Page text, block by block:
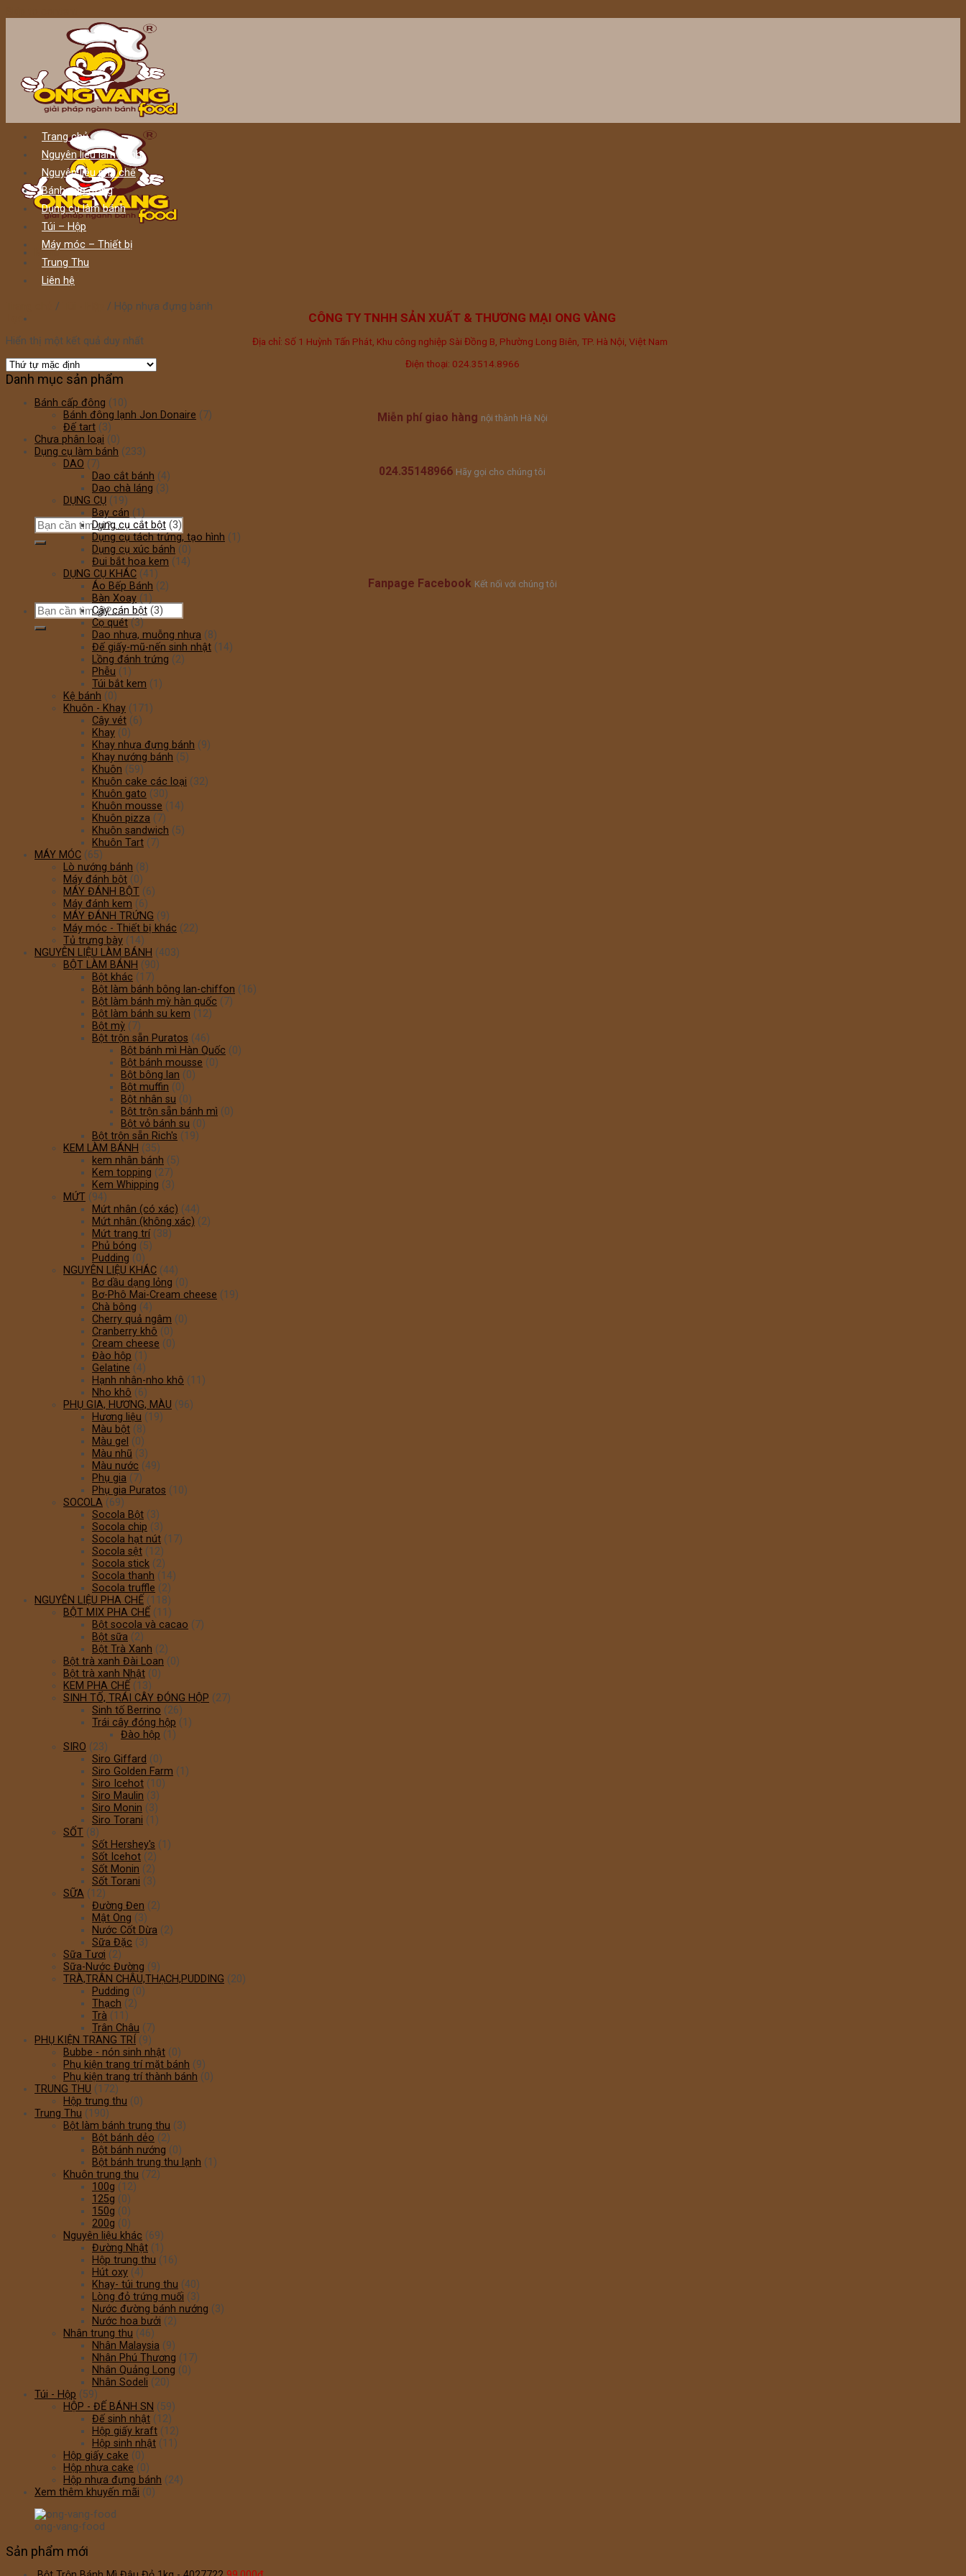
Menu
CÔNG TY TNHH SẢN XUẤT & THƯƠNG MẠI ONG VÀNG
Địa chỉ: Số 1 Huỳnh Tấn Phát, Khu công nghiệp Sài Đồng B, Phường Long Biên, TP. Hà Nội, Việt Nam
Điện thoại: 024.3514.8966
Miễn phí giao hàng nội thành Hà Nội
024.35148966 Hãy gọi cho chúng tôi
Fanpage Facebook Kết nối với chúng tôi
Trang chủ
Nguyên liệu làm bánh
Nguyên liệu pha chế
Bánh cấp đông
Dụng cụ làm bánh
Túi – Hộp
Máy móc – Thiết bị
Trung Thu
Liên hệ
/ / Hộp nhựa đựng bánh
Hiển thị một kết quả duy nhất
Danh mục sản phẩm
Bánh cấp đông (10)
Bánh đông lạnh Jon Donaire (7)
Đế tart (3)
Chưa phân loại (0)
Dụng cụ làm bánh (233)
DAO (7)
Dao cắt bánh (4)
Dao chà láng (3)
DỤNG CỤ (19)
Bay cán (1)
Dụng cụ cắt bột (3)
Dụng cụ tách trứng, tạo hình (1)
Dụng cụ xúc bánh (0)
Đui bắt hoa kem (14)
DỤNG CỤ KHÁC (41)
Áo Bếp Bánh (2)
Bàn Xoay (1)
Cây cán bột (3)
Cọ quét (3)
Dao nhựa, muỗng nhựa (8)
Đế giấy-mũ-nến sinh nhật (14)
Lồng đánh trứng (2)
Phễu (1)
Túi bắt kem (1)
Kệ bánh (0)
Khuôn - Khay (171)
Cây vét (6)
Khay (0)
Khay nhựa đựng bánh (9)
Khay nướng bánh (5)
Khuôn (59)
Khuôn cake các loại (32)
Khuôn gato (30)
Khuôn mousse (14)
Khuôn pizza (7)
Khuôn sandwich (5)
Khuôn Tart (7)
MÁY MÓC (65)
Lò nướng bánh (8)
Máy đánh bột (0)
MÁY ĐÁNH BỘT (6)
Máy đánh kem (6)
MÁY ĐÁNH TRỨNG (9)
Máy móc - Thiết bị khác (22)
Tủ trưng bày (14)
NGUYÊN LIỆU LÀM BÁNH (403)
BỘT LÀM BÁNH (90)
Bột khác (17)
Bột làm bánh bông lan-chiffon (16)
Bột làm bánh mỳ hàn quốc (7)
Bột làm bánh su kem (12)
Bột mỳ (7)
Bột trộn sẵn Puratos (46)
Bột bánh mì Hàn Quốc (0)
Bột bánh mousse (0)
Bột bông lan (0)
Bột muffin (0)
Bột nhân su (0)
Bột trộn sẵn bánh mì (0)
Bột vỏ bánh su (0)
Bột trộn sẵn Rich's (19)
KEM LÀM BÁNH (35)
kem nhân bánh (5)
Kem topping (27)
Kem Whipping (3)
MỨT (94)
Mứt nhân (có xác) (44)
Mứt nhân (không xác) (2)
Mứt trang trí (38)
Phủ bóng (5)
Pudding (0)
NGUYÊN LIỆU KHÁC (44)
Bơ dầu dạng lỏng (0)
Bơ-Phô Mai-Cream cheese (19)
Chà bông (4)
Cherry quả ngâm (0)
Cranberry khô (0)
Cream cheese (0)
Đào hộp (1)
Gelatine (4)
Hạnh nhân-nho khô (11)
Nho khô (6)
PHỤ GIA, HƯƠNG, MÀU (96)
Hương liệu (19)
Màu bột (8)
Màu gel (0)
Màu nhũ (3)
Màu nước (49)
Phụ gia (7)
Phụ gia Puratos (10)
SOCOLA (69)
Socola Bột (3)
Socola chip (3)
Socola hạt nút (17)
Socola sệt (12)
Socola stick (2)
Socola thanh (14)
Socola truffle (2)
NGUYÊN LIỆU PHA CHẾ (118)
BỘT MIX PHA CHẾ (11)
Bột socola và cacao (7)
Bột sữa (2)
Bột Trà Xanh (2)
Bột trà xanh Đài Loan (0)
Bột trà xanh Nhật (0)
KEM PHA CHẾ (13)
SINH TỐ, TRÁI CÂY ĐÓNG HỘP (27)
Sinh tố Berrino (26)
Trái cây đóng hộp (1)
Đào hộp (1)
SIRO (23)
Siro Giffard (0)
Siro Golden Farm (1)
Siro Icehot (10)
Siro Maulin (3)
Siro Monin (3)
Siro Torani (1)
SỐT (8)
Sốt Hershey's (1)
Sốt Icehot (2)
Sốt Monin (2)
Sốt Torani (3)
SỮA (12)
Đường Đen (2)
Mật Ong (3)
Nước Cốt Dừa (2)
Sữa Đặc (3)
Sữa Tươi (2)
Sữa-Nước Đường (9)
TRÀ,TRÂN CHÂU,THẠCH,PUDDING (20)
Pudding (0)
Thạch (2)
Trà (11)
Trân Châu (7)
PHỤ KIỆN TRANG TRÍ (9)
Bubbe - nón sinh nhật (0)
Phụ kiện trang trí mặt bánh (9)
Phụ kiện trang trí thành bánh (0)
TRUNG THU (172)
Hộp trung thu (0)
Trung Thu (190)
Bột làm bánh trung thu (3)
Bột bánh dẻo (2)
Bột bánh nướng (0)
Bột bánh trung thu lạnh (1)
Khuôn trung thu (72)
100g (12)
125g (0)
150g (0)
200g (0)
Nguyên liệu khác (69)
Đường Nhật (1)
Hộp trung thu (16)
Hút oxy (4)
Khay- túi trung thu (40)
Lòng đỏ trứng muối (3)
Nước đường bánh nướng (3)
Nước hoa bưởi (2)
Nhân trung thu (46)
Nhân Malaysia (9)
Nhân Phú Thương (17)
Nhân Quảng Long (0)
Nhân Sodeli (20)
Túi - Hộp (59)
HỘP - ĐẾ BÁNH SN (59)
Đế sinh nhật (12)
Hộp giấy kraft (12)
Hộp sinh nhật (11)
Hộp giấy cake (0)
Hộp nhựa cake (0)
Hộp nhựa đựng bánh (24)
Xem thêm khuyến mãi (0)
ong-vang-food
Sản phẩm mới